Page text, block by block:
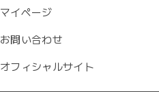
マイページ
お問い合わせ
オフィシャルサイト